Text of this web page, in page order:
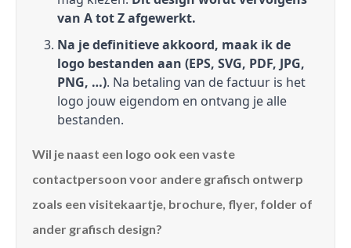
van A tot Z afgewerkt.
Na je definitieve akkoord, maak ik de
logo bestanden aan (EPS, SVG, PDF, JPG,
PNG, …). Na betaling van de factuur is het
logo jouw eigendom en ontvang je alle
bestanden.
Wil je naast een logo ook een vaste
contactpersoon voor andere grafisch ontwerp
zoals een visitekaartje, brochure, flyer, folder of
ander grafisch design?